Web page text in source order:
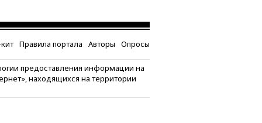
Правила портала Авторы Опросы
предоставления информации на
находящихся на территории